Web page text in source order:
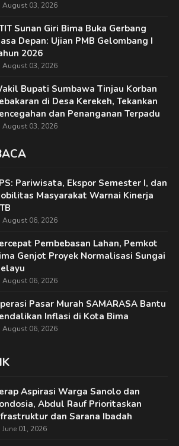
August 03, 2026
Sunan Giri Bima Buka Gerbang
Depan: Ujian PMB Gelombang I
2026
August 03, 2026
Bupati Sumbawa Tinjau Korban
di Desa Kerekeh, Tekankan
dan Penanganan Terpadu
August 03, 2026
Pariwisata, Ekspor Semester I, dan
Masyarakat Warnai Kinerja
August 06, 2026
Pembebasan Lahan, Pemkot
Genjot Proyek Normalisasi Sungai
August 06, 2026
Pasar Murah SAMARASA Bantu
Inflasi di Kota Bima
August 06, 2026
Aspirasi Warga Sanolo dan
Abdul Rauf Prioritaskan
dan Sarana Ibadah
June 01, 2026